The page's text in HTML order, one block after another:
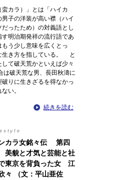
カラ）」とは「ハイカ
子の洋装が高い襟（ハイ
ったため）の対義語とし
明治期発祥の流行語であ
う少し意味を広くとっ
生き方を指している。 と
て破天荒かといえば少々
破天荒な男、長田秋濤に
りに生きざるを得なかっ
い。
続きを読む
カラ女銘々伝 第四
美貌と才気と芸能と社
東京を背負った女 江
々 （文：平山亜佐